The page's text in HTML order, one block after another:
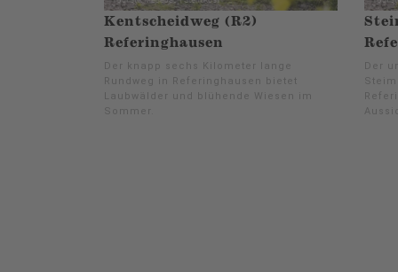
Kentscheidweg (R2)
Referinghausen
Der knapp sechs Kilometer lange
Rundweg in Referinghausen bietet
Laubwälder und blühende Wiesen im
Sommer.
Der